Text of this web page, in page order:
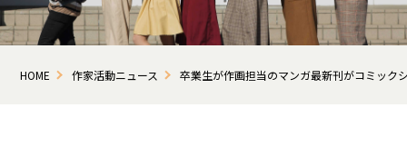
HOME 作家活動ニュース 卒業生が作画担当のマンガ最新刊がコミック